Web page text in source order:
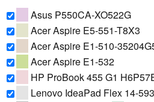
Asus P550CA-XO522G
Acer Aspire E5-551-T8X3
Acer Aspire E1-510-
Acer Aspire E1-532
HP ProBook 455 G1
Lenovo IdeaPad Flex 14-